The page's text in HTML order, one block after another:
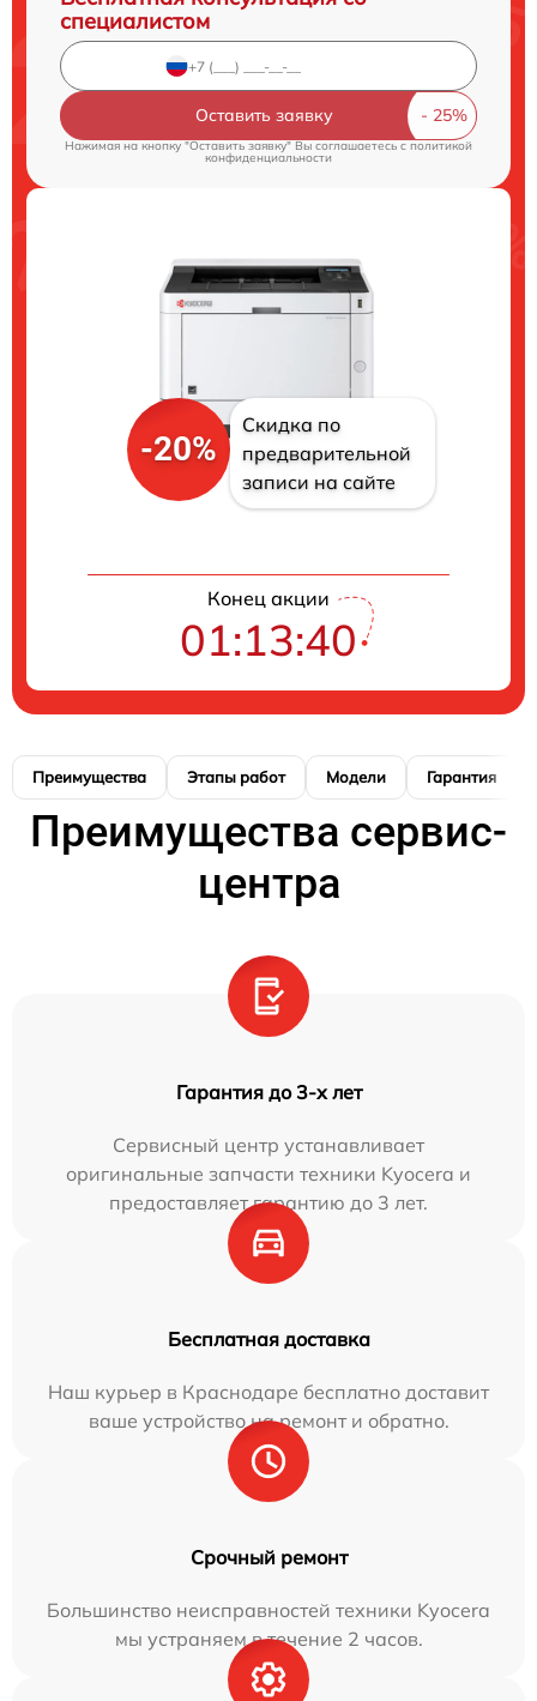
специалистом
Оставить заявку
Нажимая на кнопку "Оставить заявку" Вы соглашаетесь c политикой
конфиденциальности
-20%
Скидка по
предварительной
записи на сайте
Конец акции
01:13:39
Преимущества Этапы работ Модели Гарантия
Преимущества сервис-
центра
Гарантия до 3-х лет
Сервисный центр устанавливает
оригинальные запчасти техники Kyocera и
предоставляет гарантию до 3 лет.
Бесплатная доставка
Наш курьер в Краснодаре бесплатно доставит
ваше устройство на ремонт и обратно.
Срочный ремонт
Большинство неисправностей техники Kyocera
мы устраняем в течение 2 часов.